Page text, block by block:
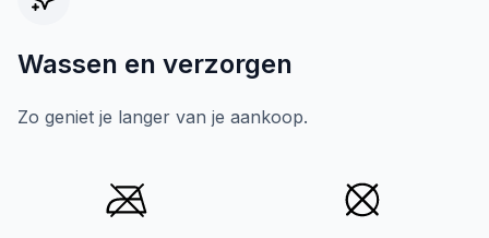
Wassen en verzorgen
Zo geniet je langer van je aankoop.